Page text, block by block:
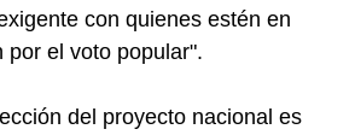
con quienes estén en
por el voto popular".
del proyecto nacional es